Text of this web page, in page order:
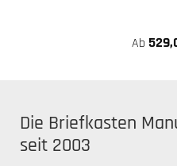
Ab
Die Briefkasten
seit 2003